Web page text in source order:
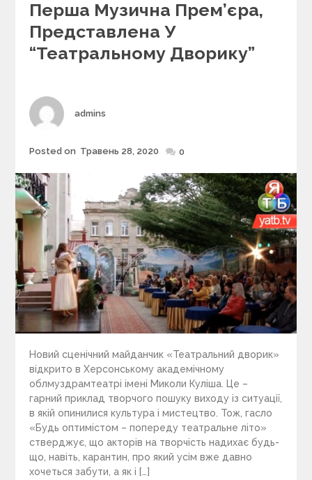
e
g
r
Перша Музична Прем’єра,
Представлена У
“Театральному Дворику”
Author
admins
Posted
Posted on Травень 28, 2020 0
Новий сценічний майданчик «Театральний дворик»
відкрито в Херсонському академічному
облмуздрамтеатрі імені Миколи Куліша. Це –
гарний приклад творчого пошуку виходу із ситуації,
в якій опинилися культура і мистецтво. Тож, гасло
«Будь оптимістом – попереду театральне літо»
стверджує, що акторів на творчість надихає будь-
що, навіть, карантин, про який усім вже давно
хочеться забути, а як і […]